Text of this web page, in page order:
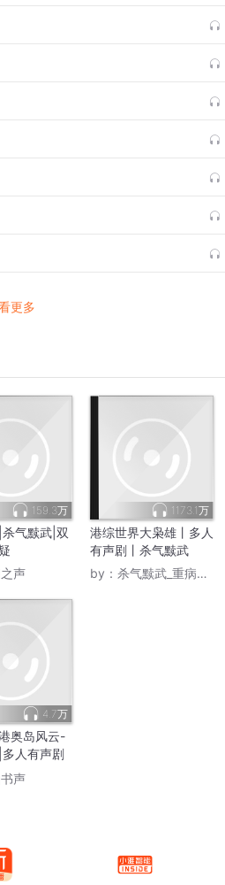
更多
159.3万
气黩武|双
声
1173.1万
港综世界大枭雄丨多人
有声剧丨杀气黩武
by： 杀气黩武_重病暂退
4.7万
奥岛风云-
人有声剧
声